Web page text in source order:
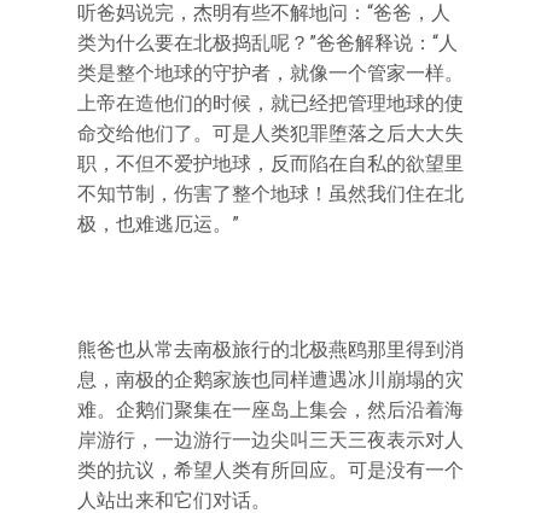
听爸妈说完，杰明有些不解地问：“爸爸，人
类为什么要在北极捣乱呢？”爸爸解释说：“人
类是整个地球的守护者，就像一个管家一样。
上帝在造他们的时候，就已经把管理地球的使
命交给他们了。可是人类犯罪堕落之后大大失
职，不但不爱护地球，反而陷在自私的欲望里
不知节制，伤害了整个地球！虽然我们住在北
极，也难逃厄运。”
熊爸也从常去南极旅行的北极燕鸥那里得到消
息，南极的企鹅家族也同样遭遇冰川崩塌的灾
难。企鹅们聚集在一座岛上集会，然后沿着海
岸游行，一边游行一边尖叫三天三夜表示对人
类的抗议，希望人类有所回应。可是没有一个
人站出来和它们对话。